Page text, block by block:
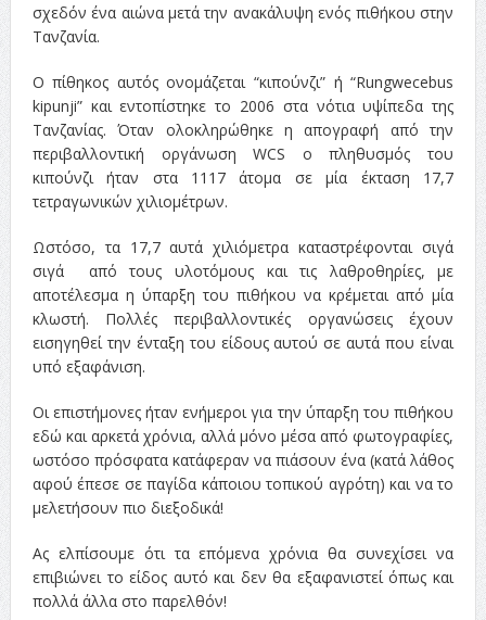
σχεδόν ένα αιώνα μετά την ανακάλυψη ενός πιθήκου στην
Τανζανία.
Ο πίθηκος αυτός ονομάζεται “κιπούνζι” ή “Rungwecebus
kipunji” και εντοπίστηκε το 2006 στα νότια υψίπεδα της
Τανζανίας. Όταν ολοκληρώθηκε η απογραφή από την
περιβαλλοντική οργάνωση WCS ο πληθυσμός του
κιπούνζι ήταν στα 1117 άτομα σε μία έκταση 17,7
τετραγωνικών χιλιομέτρων.
Ωστόσο, τα 17,7 αυτά χιλιόμετρα καταστρέφονται σιγά
σιγά από τους υλοτόμους και τις λαθροθηρίες, με
αποτέλεσμα η ύπαρξη του πιθήκου να κρέμεται από μία
κλωστή. Πολλές περιβαλλοντικές οργανώσεις έχουν
εισηγηθεί την ένταξη του είδους αυτού σε αυτά που είναι
υπό εξαφάνιση.
Οι επιστήμονες ήταν ενήμεροι για την ύπαρξη του πιθήκου
εδώ και αρκετά χρόνια, αλλά μόνο μέσα από φωτογραφίες,
ωστόσο πρόσφατα κατάφεραν να πιάσουν ένα (κατά λάθος
αφού έπεσε σε παγίδα κάποιου τοπικού αγρότη) και να το
μελετήσουν πιο διεξοδικά!
Ας ελπίσουμε ότι τα επόμενα χρόνια θα συνεχίσει να
επιβιώνει το είδος αυτό και δεν θα εξαφανιστεί όπως και
πολλά άλλα στο παρελθόν!